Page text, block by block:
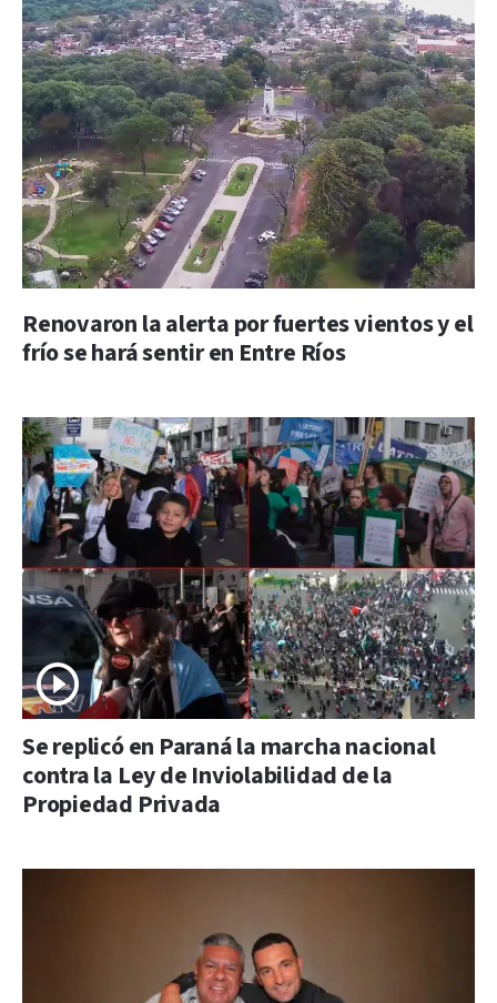
Renovaron la alerta por fuertes vientos y el
frío se hará sentir en Entre Ríos
Se replicó en Paraná la marcha nacional
contra la Ley de Inviolabilidad de la
Propiedad Privada